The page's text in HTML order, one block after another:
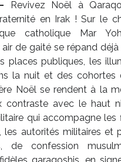
Revivez Noël à
en Irak ! Sur le
catholique Mar
air de gaité se répand déjà
places publiques, les
la nuit et des cohortes
Noël se rendent à la
contraste avec le haut
qui accompagne les
les autorités militaires et
de confession